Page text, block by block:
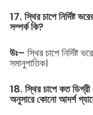
17. স্থির চাপে নির্দিষ্ট
সম্পর্ক কি?
উঃ– স্থির চাপে নির্দিষ্ট
সমানুপাতিক।
18. স্থির চাপে কত
অনুসারে কোনো আদর্শ